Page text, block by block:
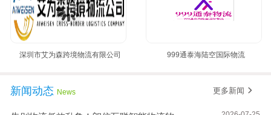
深圳市艾为森跨境物流有限公司 999通泰海陆空国际物流
新闻动态 News 更多新闻